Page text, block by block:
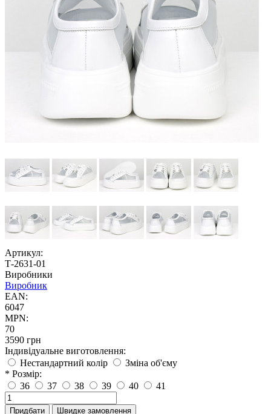
Артикул:
Т-2631-01
Виробники
Виробник
EAN:
6047
MPN:
70
3590 грн
Індивідуальне виготовлення:
Нестандартний колір
Зміна об'єму
* Розмір:
36
37 38 39 40 41
Придбати Швидке замовлення